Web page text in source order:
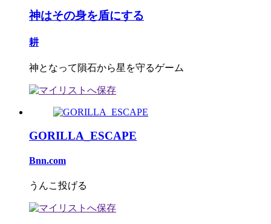
神はその身を盾にする
耕
神となって隕石から星を守るゲーム
GORILLA_ESCAPE
Bnn.com
うんこ投げる